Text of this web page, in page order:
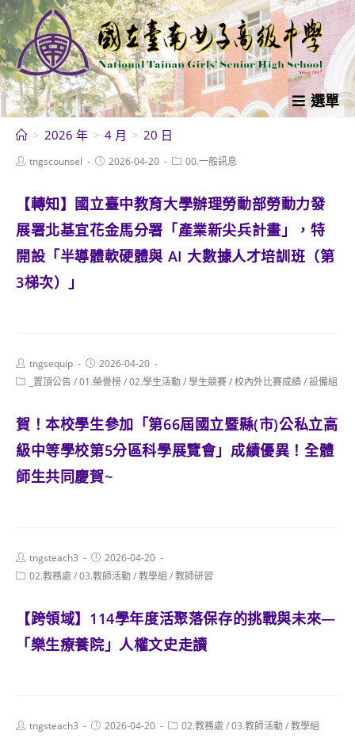
跳
轉
至
主
要
內
選單
> 2026 年 > 4 月 > 20 日
Posttngscounsel
Post2026-04-20
Post00.一般訊息
【轉知】國立臺中教育大學辦理勞動部勞動力發
展署北基宜花金馬分署「產業新尖兵計畫」，特
開設「半導體軟硬體與 AI 大數據人才培訓班（第
3梯次）」
Post
author:
tngsequip
Post
published:
2026-04-20
Post _置頂公告/01.榮譽榜/02.學生活動/學生競賽/校內外比賽成績/設備組
賀！本校學生參加「第66屆國立暨縣(市)公私立高
級中等學校第5分區科學展覽會」成績優異！全體
師生共同慶賀~
Post
author:
tngsteach3
Post
published:
2026-04-20
Post02.教務處 /03.教師活動/教學組 /教師研習
【跨領域】114學年度活聚落保存的挑戰與未來—
「樂生療養院」人權文史走讀
Posttngsteach3
Post2026-04-20
Post02.教務處 /03.教師活動/教學組